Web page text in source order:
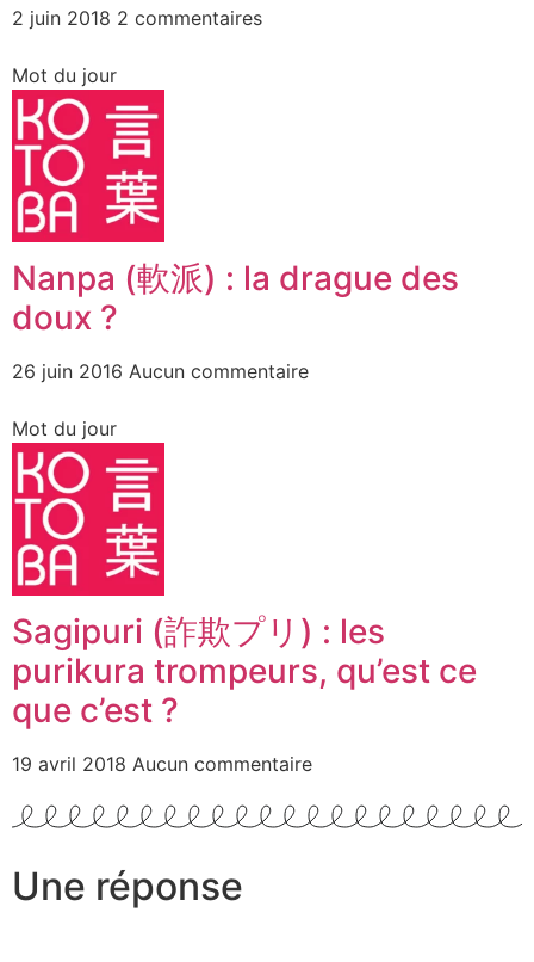
2 juin 2018 2 commentaires
Mot du jour
Nanpa (軟派) : la drague des
doux ?
26 juin 2016 Aucun commentaire
Mot du jour
Sagipuri (詐欺プリ) : les
purikura trompeurs, qu’est ce
que c’est ?
19 avril 2018 Aucun commentaire
Une réponse